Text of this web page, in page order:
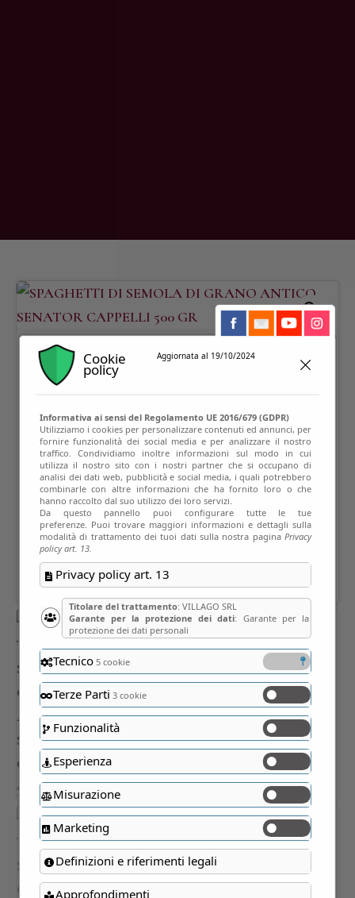
Cookie
policy
Aggiornata al 19/10/2024
Informativa ai sensi del Regolamento UE 2016/679 (GDPR)
Utilizziamo i cookies per personalizzare contenuti ed annunci, per
fornire funzionalità dei social media e per analizzare il nostro
traffico. Condividiamo inoltre informazioni sul modo in cui
utilizza il nostro sito con i nostri partner che si occupano di
analisi dei dati web, pubblicità e social media, i quali potrebbero
combinarle con altre informazioni che ha fornito loro o che
hanno raccolto dal suo utilizzo dei loro servizi.
Da questo pannello puoi configurare tutte le tue
preferenze. Puoi trovare maggiori informazioni e dettagli sulla
modalità di trattamento dei tuoi dati sulla nostra paginaPrivacy
policy art. 13.
Privacy policy art. 13
Titolare del trattamento: VILLAGO SRL
Garante per la protezione dei dati: Garante per la
protezione dei dati personali
Tecnico5 cookie
Terze Parti 3 cookie
Funzionalità
Esperienza
Misurazione
Marketing
Definizioni e riferimenti legali
Approfondimenti